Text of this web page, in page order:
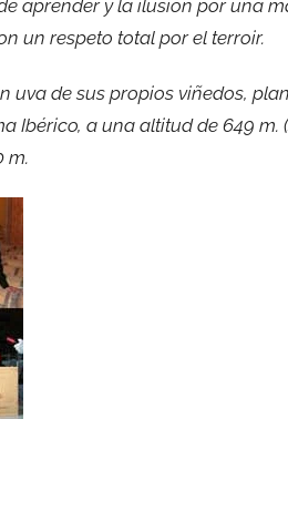
aprender y la ilusión por una
un respeto total por el terroir.
uva de sus propios viñedos,
Ibérico, a una altitud de 649 m.
m.